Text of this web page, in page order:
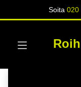
Soita020